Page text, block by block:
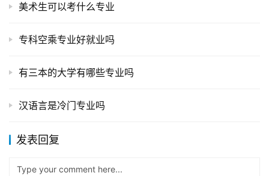
美术生可以考什么专业
专科空乘专业好就业吗
有三本的大学有哪些专业吗
汉语言是冷门专业吗
发表回复